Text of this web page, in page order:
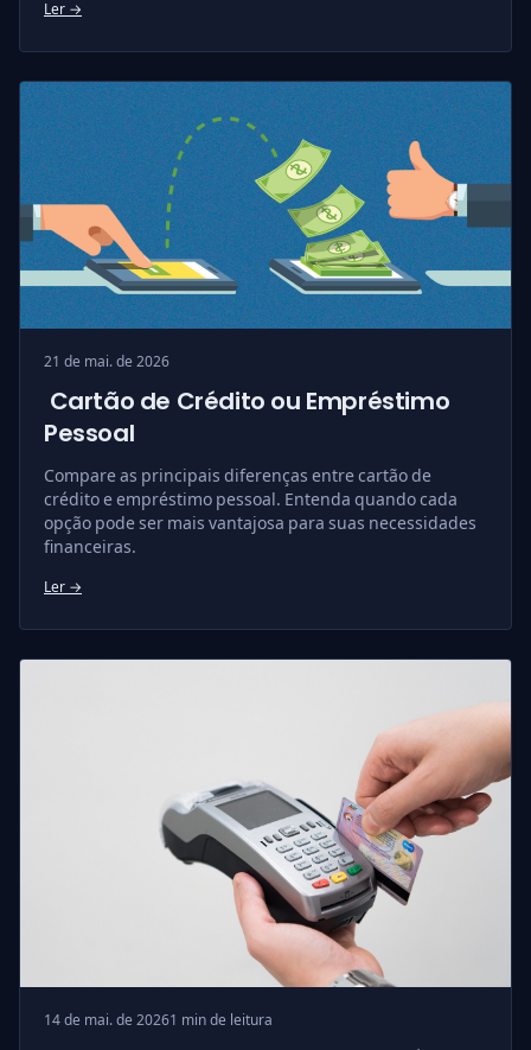
Ler →
21 de mai. de 2026
Cartão de Crédito ou Empréstimo
Pessoal
Compare as principais diferenças entre cartão de
crédito e empréstimo pessoal. Entenda quando cada
opção pode ser mais vantajosa para suas necessidades
financeiras.
Ler →
14 de mai. de 20261 min de leitura